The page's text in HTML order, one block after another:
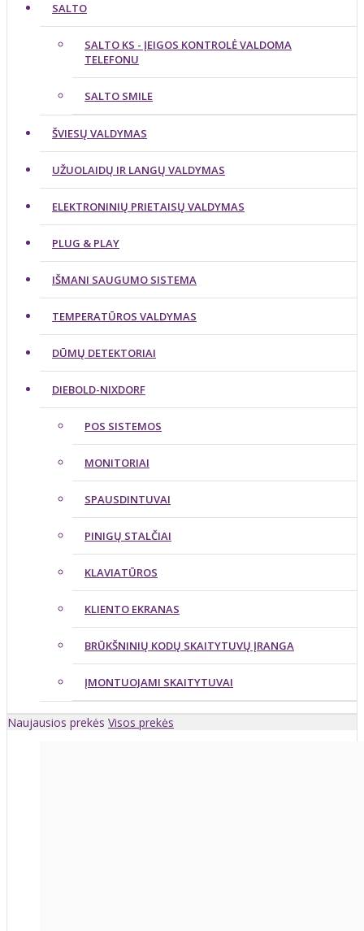
SALTO
SALTO KS - ĮEIGOS KONTROLĖ VALDOMA
TELEFONU
SALTO SMILE
ŠVIESŲ VALDYMAS
UŽUOLAIDŲ IR LANGŲ VALDYMAS
ELEKTRONINIŲ PRIETAISŲ VALDYMAS
PLUG & PLAY
IŠMANI SAUGUMO SISTEMA
TEMPERATŪROS VALDYMAS
DŪMŲ DETEKTORIAI
DIEBOLD-NIXDORF
POS SISTEMOS
MONITORIAI
SPAUSDINTUVAI
PINIGŲ STALČIAI
KLAVIATŪROS
KLIENTO EKRANAS
BRŪKŠNINIŲ KODŲ SKAITYTUVŲ ĮRANGA
ĮMONTUOJAMI SKAITYTUVAI
Naujausios prekės Visos prekės